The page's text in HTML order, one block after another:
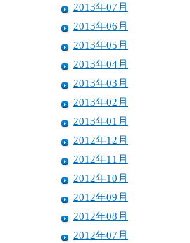
2013年07月
2013年06月
2013年05月
2013年04月
2013年03月
2013年02月
2013年01月
2012年12月
2012年11月
2012年10月
2012年09月
2012年08月
2012年07月